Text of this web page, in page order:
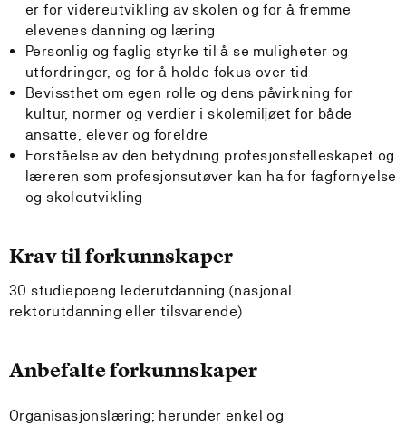
er for videreutvikling av skolen og for å fremme
elevenes danning og læring
Personlig og faglig styrke til å se muligheter og
utfordringer, og for å holde fokus over tid
Bevissthet om egen rolle og dens påvirkning for
kultur, normer og verdier i skolemiljøet for både
ansatte, elever og foreldre
Forståelse av den betydning profesjonsfelleskapet og
læreren som profesjonsutøver kan ha for fagfornyelse
og skoleutvikling
Krav til forkunnskaper
30 studiepoeng lederutdanning (nasjonal
rektorutdanning eller tilsvarende)
Anbefalte forkunnskaper
Organisasjonslæring; herunder enkel og